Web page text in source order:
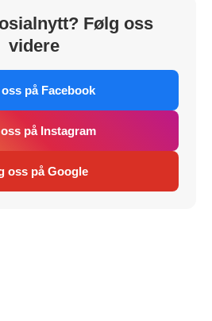
Følg oss
videre
på Facebook
på Instagram
oss på Google